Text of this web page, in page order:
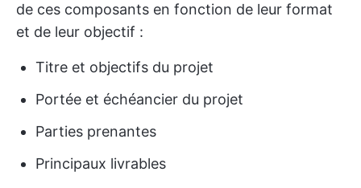
de ces composants en fonction de leur format
et de leur objectif :
Titre et objectifs du projet
Portée et échéancier du projet
Parties prenantes
Principaux livrables